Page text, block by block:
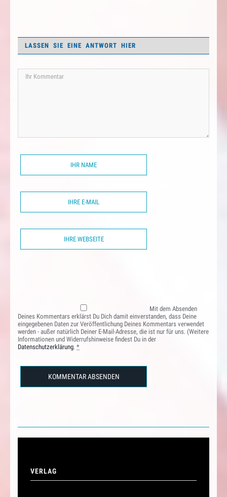
LASSEN SIE EINE ANTWORT HIER
Mit dem Absenden
Deines Kommentars erklärst Du Dich damit einverstanden, dass Deine
eingegebenen Daten zur Veröffentlichung Deines Kommentars verwendet
werden - außer natürlich Deiner E-Mail-Adresse, die ist nur für uns. (Weitere
Informationen und Widerrufshinweise findest Du in der
Datenschutzerklärung. *
VERLAG